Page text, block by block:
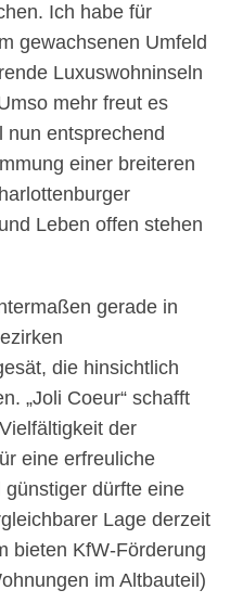
Ich habe für
gewachsenen Umfeld
Luxuswohninseln
mehr freut es
nun entsprechend
einer breiteren
Leben offen stehen
gerade in
die hinsichtlich
„Joli Coeur“ schafft
der
eine erfreuliche
dürfte eine
Lage derzeit
bieten KfW-Förderung
im Altbauteil)